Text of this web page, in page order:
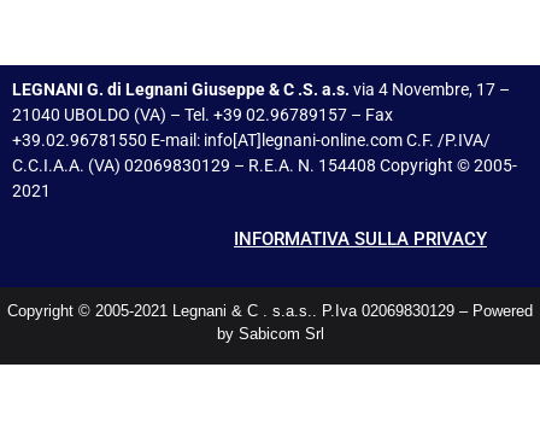
LEGNANI G. di Legnani Giuseppe & C .S. a.s. via 4 Novembre, 17 –
21040 UBOLDO (VA) – Tel. +39 02.96789157 – Fax
+39.02.96781550 E-mail: info[AT]legnani-online.com C.F. /P.IVA/
C.C.I.A.A. (VA) 02069830129 – R.E.A. N. 154408 Copyright © 2005-
2021
INFORMATIVA SULLA PRIVACY
Copyright © 2005-2021 Legnani & C . s.a.s.. P.Iva 02069830129 – Powered
by Sabicom Srl